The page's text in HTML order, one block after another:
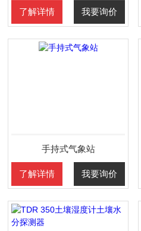
了解详情 我要询价
手持式气象站
了解详情 我要询价